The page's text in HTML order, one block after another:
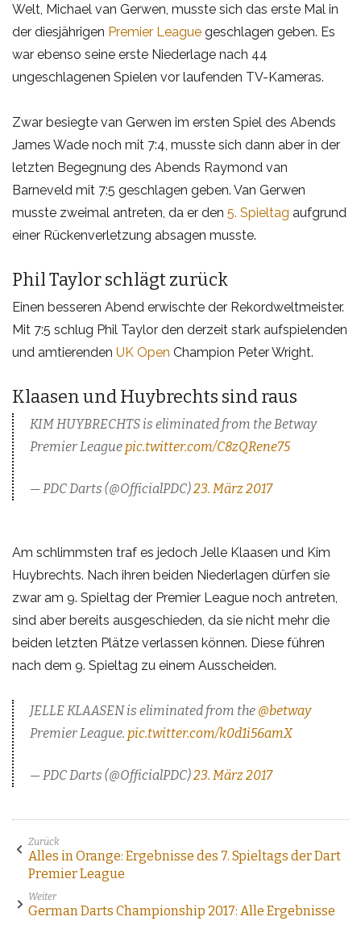
Welt, Michael van Gerwen, musste sich das erste Mal in
der diesjährigen Premier League geschlagen geben. Es
war ebenso seine erste Niederlage nach 44
ungeschlagenen Spielen vor laufenden TV-Kameras.
Zwar besiegte van Gerwen im ersten Spiel des Abends
James Wade noch mit 7:4, musste sich dann aber in der
letzten Begegnung des Abends Raymond van
Barneveld mit 7:5 geschlagen geben. Van Gerwen
musste zweimal antreten, da er den 5. Spieltag aufgrund
einer Rückenverletzung absagen musste.
Phil Taylor schlägt zurück
Einen besseren Abend erwischte der Rekordweltmeister.
Mit 7:5 schlug Phil Taylor den derzeit stark aufspielenden
und amtierenden UK Open Champion Peter Wright.
Klaasen und Huybrechts sind raus
KIM HUYBRECHTS is eliminated from the Betway
Premier League pic.twitter.com/C8zQRene75
— PDC Darts (@OfficialPDC)23. März 2017
Am schlimmsten traf es jedoch Jelle Klaasen und Kim
Huybrechts. Nach ihren beiden Niederlagen dürfen sie
zwar am 9. Spieltag der Premier League noch antreten,
sind aber bereits ausgeschieden, da sie nicht mehr die
beiden letzten Plätze verlassen können. Diese führen
nach dem 9. Spieltag zu einem Ausscheiden.
JELLE KLAASEN is eliminated from the @betway
Premier League. pic.twitter.com/k0d1i56amX
— PDC Darts (@OfficialPDC)23. März 2017
Zurück
Alles in Orange: Ergebnisse des 7. Spieltags der Dart
Premier League
Weiter
German Darts Championship 2017: Alle Ergebnisse